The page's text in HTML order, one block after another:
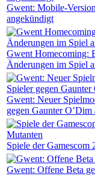
Gwent: Mobile-
angekündigt
Gwent Homecoming:
Änderungen im Spiel
Gwent: Neuer
gegen Gaunter O’Dim
Spiele der
Gwent: Offene Beta